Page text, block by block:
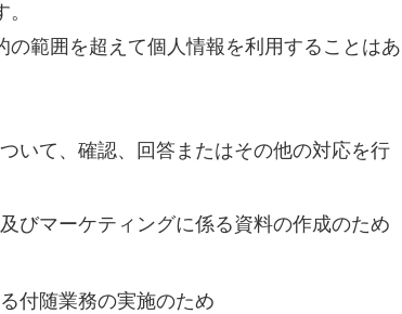
範囲を超えて個人情報を利用することはあ
いて、確認、回答またはその他の対応を行
びマーケティングに係る資料の作成のため
付随業務の実施のため